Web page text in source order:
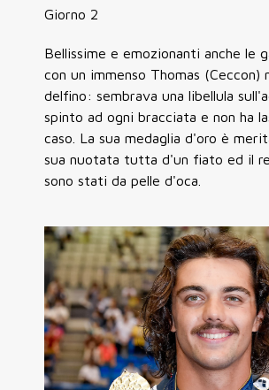
Giorno 2
Bellissime e emozionanti anche le
con un immenso Thomas (Ceccon)
delfino: sembrava una libellula
spinto ad ogni bracciata e non ha
caso. La sua medaglia d'oro è
sua nuotata tutta d'un fiato ed il
sono stati da pelle d'oca.